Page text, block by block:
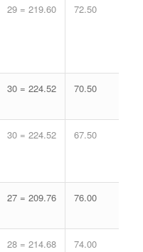
29 = 219.60 72.50
30 = 224.52 70.50
30 = 224.52 67.50
27 = 209.76 76.00
28 = 214.68 74.00